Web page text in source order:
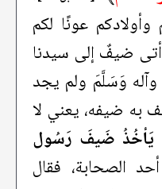
عونًا لكم
ضيفٌ إلى سيدنا
وَسَلَّمَ ولم يجد
به ضيفه، يعني لا
ضَيفَ رَسُول
الصحابة، فقال